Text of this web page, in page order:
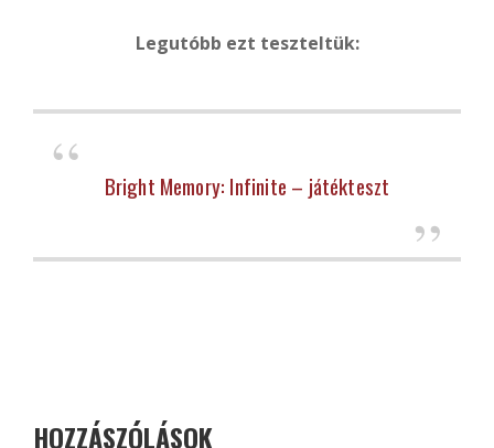
Legutóbb ezt teszteltük:
Bright Memory: Infinite – játékteszt
HOZZÁSZÓLÁSOK